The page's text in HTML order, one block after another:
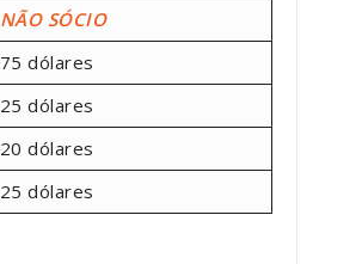
NÃO SÓCIO
75 dólares
25 dólares
20 dólares
25 dólares